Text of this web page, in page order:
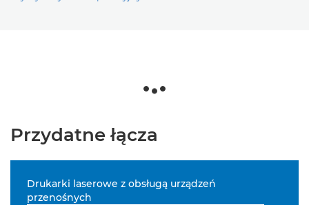
Przydatne łącza
Drukarki laserowe z obsługą urządzeń
przenośnych